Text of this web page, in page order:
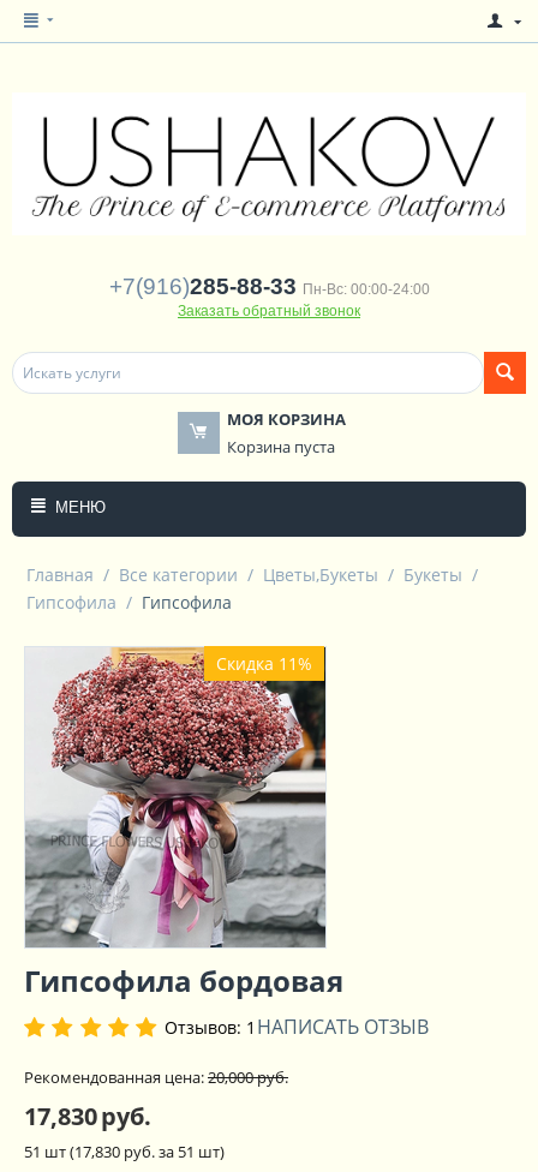
+7(916)285-88-33 Пн-Вс: 00:00-24:00
Заказать обратный звонок
МОЯ КОРЗИНА
Корзина пуста
МЕНЮ
Главная / Все категории / Цветы,Букеты / Букеты /
Гипсофила / Гипсофила
Скидка 11%
​Гипсофила бордовая
Отзывов: 1 НАПИСАТЬ ОТЗЫВ
Рекомендованная цена:20,000руб.
17,830руб.
51 шт (17,830 руб. за 51 шт)